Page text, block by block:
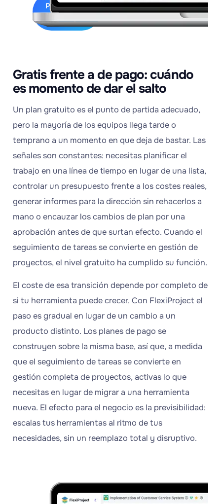
Prueba
Gratis frente a de pago: cuándo
es momento de dar el salto
Un plan gratuito es el punto de partida adecuado,
pero la mayoría de los equipos llega tarde o
temprano a un momento en que deja de bastar. Las
señales son constantes: necesitas planificar el
trabajo en una línea de tiempo en lugar de una lista,
controlar un presupuesto frente a los costes reales,
generar informes para la dirección sin rehacerlos a
mano o encauzar los cambios de plan por una
aprobación antes de que surtan efecto. Cuando el
seguimiento de tareas se convierte en gestión de
proyectos, el nivel gratuito ha cumplido su función.
El coste de esa transición depende por completo de
si tu herramienta puede crecer. Con FlexiProject el
paso es gradual en lugar de un cambio a un
producto distinto. Los planes de pago se
construyen sobre la misma base, así que, a medida
que el seguimiento de tareas se convierte en
gestión completa de proyectos, activas lo que
necesitas en lugar de migrar a una herramienta
nueva. El efecto para el negocio es la previsibilidad:
escalas tus herramientas al ritmo de tus
necesidades, sin un reemplazo total y disruptivo.
Try